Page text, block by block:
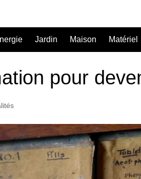
Jardin Maison Matériel
pour